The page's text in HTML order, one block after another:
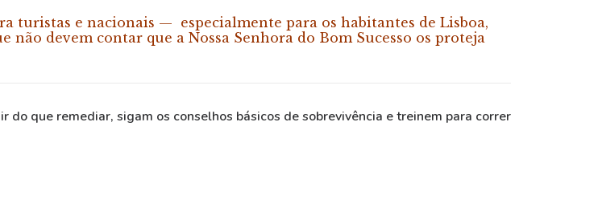
turistas e nacionais — especialmente para os habitantes de Lisboa,
não devem contar que a Nossa Senhora do Bom Sucesso os proteja
que remediar, sigam os conselhos básicos de sobrevivência e treinem para correr